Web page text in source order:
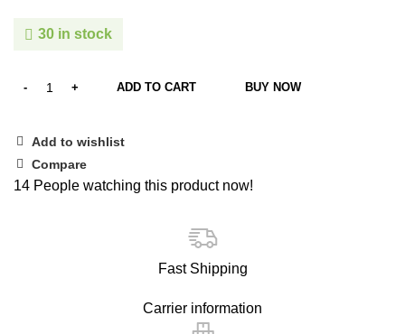
30 in stock
ADD TO CART BUY NOW
Add to wishlist
Compare
14 People watching this product now!
Fast Shipping
Carrier information